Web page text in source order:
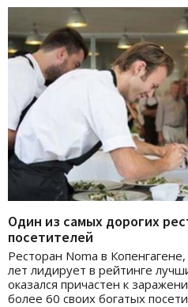
Один из самых дорогих
посетителей
Ресторан Noma в
лет лидирует в рейтинге
оказался причастен к
более 60 своих богатых